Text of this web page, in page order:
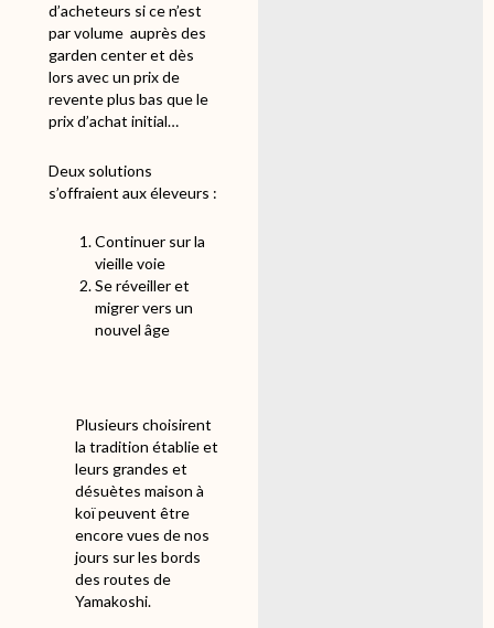
d’acheteurs si ce n’est
par volume auprès des
garden center et dès
lors avec un prix de
revente plus bas que le
prix d’achat initial…
Deux solutions
s’offraient aux éleveurs :
Continuer sur la
vieille voie
Se réveiller et
migrer vers un
nouvel âge
Plusieurs choisirent
la tradition établie et
leurs grandes et
désuètes maison à
koï peuvent être
encore vues de nos
jours sur les bords
des routes de
Yamakoshi.